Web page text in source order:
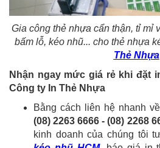
Gia công thẻ nhựa cẩn thận, tỉ mỉ
bấm lỗ, kéo nhũ... cho thẻ nhựa
Thẻ Nhựa
Nhận ngay mức giá rẻ khi đặt
Công ty In Thẻ Nhựa
Bằng cách liên hệ nhanh
(08) 2263 6666 - (08) 2268
kinh doanh của chúng tôi